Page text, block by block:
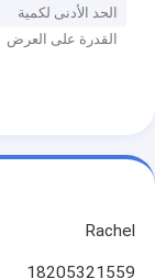
الحد الأدنى لكمية
القدرة على العرض
Rachel
18205321559